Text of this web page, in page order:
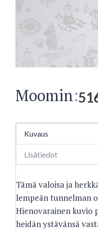
Moomin:
Kuvaus
Lisätiedot
Tämä valoisa ja
lempeän tunnelman
Hienovarainen kuvio
heidän ystävänsä